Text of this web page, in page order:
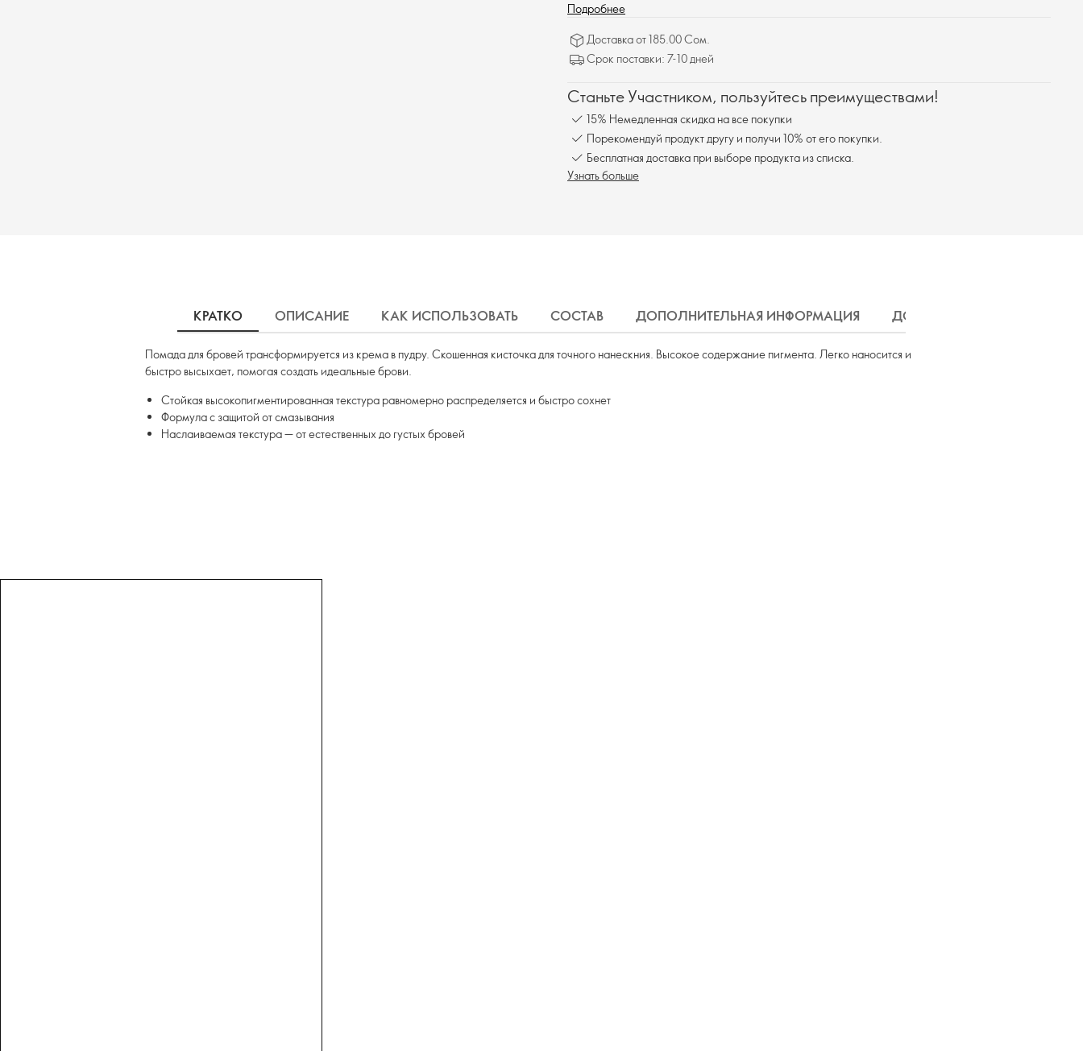
Подробнее
Доставка от 185.00 Сом.
Срок поставки: 7-10 дней
Станьте Участником, пользуйтесь преимуществами!
15% Немедленная скидка на все покупки
Порекомендуй продукт другу и получи 10% от его покупки.
Бесплатная доставка при выборе продукта из списка.
Узнать больше
КРАТКО ОПИСАНИЕ КАК ИСПОЛЬЗОВАТЬ СОСТАВ ДОПОЛНИТЕЛЬНАЯ ИНФОРМАЦИЯ ДОСТАВКА
Помада для бровей трансформируется из крема в пудру. Скошенная кисточка для точного нанескния. Высокое содержание пигмента. Легко наносится и
быстро высыхает, помогая создать идеальные брови.
Стойкая высокопигментированная текстура равномерно распределяется и быстро сохнет
Формула с защитой от смазывания
Наслаиваемая текстура — от естественных до густых бровей